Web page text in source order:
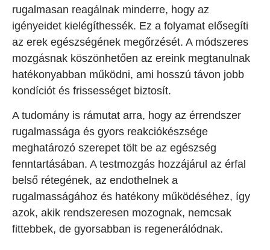
rugalmasan reagálnak minderre, hogy az
igényeidet kielégíthessék. Ez a folyamat elősegíti
az erek egészségének megőrzését. A módszeres
mozgásnak köszönhetően az ereink megtanulnak
hatékonyabban működni, ami hosszú távon jobb
kondíciót és frissességet biztosít.
A tudomány is rámutat arra, hogy az érrendszer
rugalmassága és gyors reakciókészsége
meghatározó szerepet tölt be az egészség
fenntartásában. A testmozgás hozzájárul az érfal
belső rétegének, az endothelnek a
rugalmasságához és hatékony működéséhez, így
azok, akik rendszeresen mozognak, nemcsak
fittebbek, de gyorsabban is regenerálódnak.